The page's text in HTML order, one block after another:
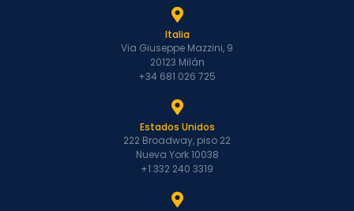
Italia
Via Giuseppe Mazzini, 9
20123 Milán
+34 681 026 725
Estados Unidos
222 Broadway, piso 22
Nueva York 10038
+1 332 240 3319